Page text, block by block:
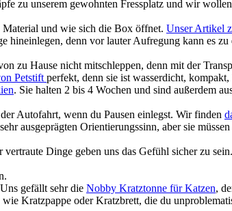
zu unserem gewohnten Fressplatz und wir
Material und wie sich die Box öffnet. Unser Artikel
hineinlegen, denn vor lauter Aufregung kann es
zu Hause nicht mitschleppen, denn mit der
Petstift perfekt, denn sie ist wasserdicht,
. Sie halten 2 bis 4 Wochen und sind außerdem
Autofahrt, wenn du Pausen einlegst. Wir finden
ausgeprägten Orientierungssinn, aber sie
Dinge geben uns das Gefühl sicher zu
gefällt sehr die Nobby Kratztonne für Katzen,
Kratzpappe oder Kratzbrett, die du